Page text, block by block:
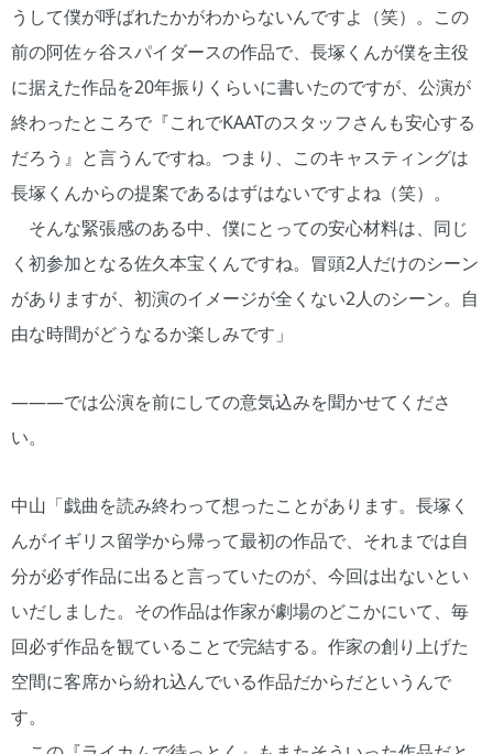
うして僕が呼ばれたかがわからないんですよ（笑）。この
前の阿佐ヶ谷スパイダースの作品で、長塚くんが僕を主役
に据えた作品を20年振りくらいに書いたのですが、公演が
終わったところで『これでKAATのスタッフさんも安心する
だろう』と言うんですね。つまり、このキャスティングは
長塚くんからの提案であるはずはないですよね（笑）。
そんな緊張感のある中、僕にとっての安心材料は、同じ
く初参加となる佐久本宝くんですね。冒頭2人だけのシーン
がありますが、初演のイメージが全くない2人のシーン。自
由な時間がどうなるか楽しみです」
―――では公演を前にしての意気込みを聞かせてくださ
い。
中山「戯曲を読み終わって想ったことがあります。長塚く
んがイギリス留学から帰って最初の作品で、それまでは自
分が必ず作品に出ると言っていたのが、今回は出ないとい
いだしました。その作品は作家が劇場のどこかにいて、毎
回必ず作品を観ていることで完結する。作家の創り上げた
空間に客席から紛れ込んでいる作品だからだというんで
す。